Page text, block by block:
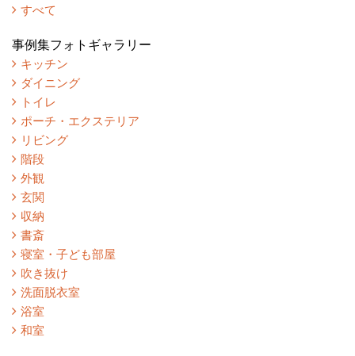
すべて
事例集フォトギャラリー
キッチン
ダイニング
トイレ
ポーチ・エクステリア
リビング
階段
外観
玄関
収納
書斎
寝室・子ども部屋
吹き抜け
洗面脱衣室
浴室
和室